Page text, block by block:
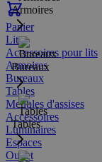
Panier
Armoires
Bureaux
Tables
Lits
Accessoires pour lits
Armoires
Bureaux
Tables
Meubles d'assises
Accessoires
Luminaires
Espaces
Outlet